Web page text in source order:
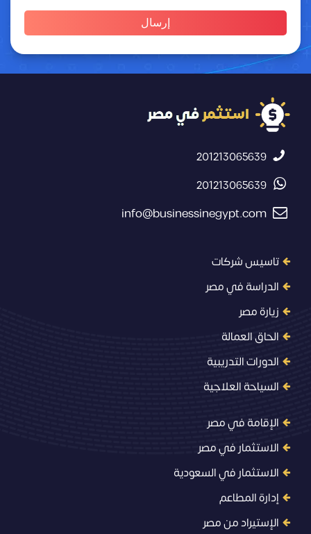
201213065639
201213065639
info@businessinegypt.com
الإقامة في مصر
الاستثمار في مصر
الاستثمار في السعودية
إدارة المطاعم
الإستيراد من مصر
تاسيس شركات
الدراسة في مصر
زيارة مصر
الحاق العمالة
الدورات التدريبية
السياحة العلاجية